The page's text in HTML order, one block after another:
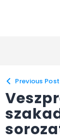
Previous Post